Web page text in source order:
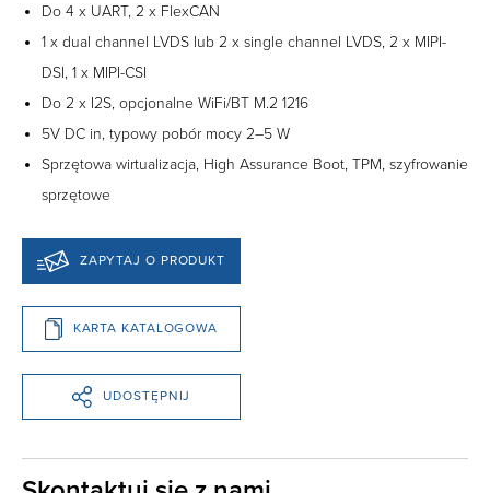
Do 4 x UART, 2 x FlexCAN
1 x dual channel LVDS lub 2 x single channel LVDS, 2 x MIPI-
DSI, 1 x MIPI-CSI
Do 2 x I2S, opcjonalne WiFi/BT M.2 1216
5V DC in, typowy pobór mocy 2–5 W
Sprzętowa wirtualizacja, High Assurance Boot, TPM, szyfrowanie
sprzętowe
ZAPYTAJ O PRODUKT
KARTA KATALOGOWA
UDOSTĘPNIJ